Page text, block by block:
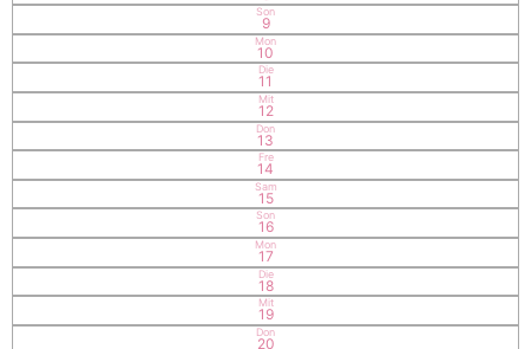
Son
9
Mon
10
Die
11
Mit
12
Don
13
Fre
14
Sam
15
Son
16
Mon
17
Die
18
Mit
19
Don
20